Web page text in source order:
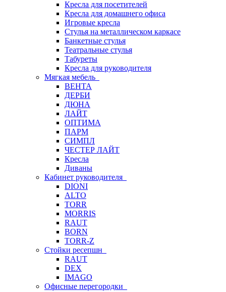
Кресла для посетителей
Кресла для домашнего офиса
Игровые кресла
Стулья на металлическом каркасе
Банкетные стулья
Театральные стулья
Табуреты
Кресла для руководителя
Мягкая мебель
ВЕНТА
ДЕРБИ
ДЮНА
ЛАЙТ
ОПТИМА
ПАРМ
СИМПЛ
ЧЕСТЕР ЛАЙТ
Кресла
Диваны
Кабинет руководителя
DIONI
ALTO
TORR
MORRIS
RAUT
BORN
TORR-Z
Стойки ресепшн
RAUT
DEX
IMAGO
Офисные перегородки